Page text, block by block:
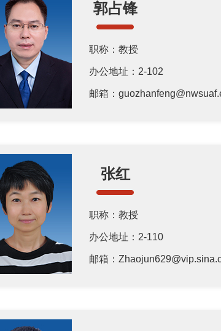
郭占锋
职称：教授
办公地址：2-102
邮箱：
张红
职称：教授
办公地址：2-110
邮箱：